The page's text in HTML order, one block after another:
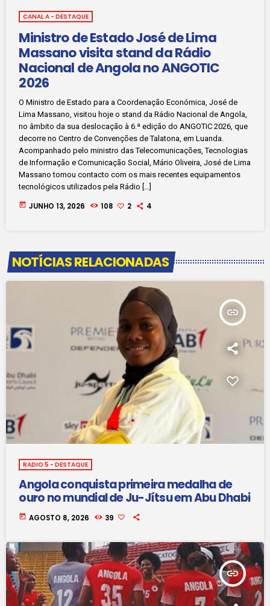
CANAL A - DESTAQUE
Ministro de Estado José de Lima
Massano visita stand da Rádio
Nacional de Angola no ANGOTIC
2026
O Ministro de Estado para a Coordenação Económica, José de
Lima Massano, visitou hoje o stand da Rádio Nacional de Angola,
no âmbito da sua deslocação à 6.ª edição do ANGOTIC 2026, que
decorre no Centro de Convenções de Talatona, em Luanda.
Acompanhado pelo ministro das Telecomunicações, Tecnologias
de Informação e Comunicação Social, Mário Oliveira, José de Lima
Massano tomou contacto com os mais recentes equipamentos
tecnológicos utilizados pela Rádio […]
today JUNHO 13, 2026 108 2 4
NOTÍCIAS RELACIONADAS
insert_link
RADIO 5 - DESTAQUE
Angola conquista primeira medalha de
ouro no mundial de Ju-Jítsu em Abu Dhabi
today AGOSTO 8, 2026 39
insert_link